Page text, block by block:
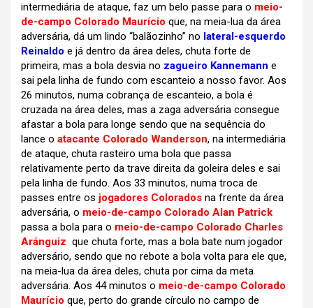
intermediária de ataque, faz um belo passe para o meio-
de-campo Colorado Maurício que, na meia-lua da área
adversária, dá um lindo “balãozinho” no lateral-esquerdo
Reinaldo e já dentro da área deles, chuta forte de
primeira, mas a bola desvia no zagueiro Kannemann e
sai pela linha de fundo com escanteio a nosso favor. Aos
26 minutos, numa cobrança de escanteio, a bola é
cruzada na área deles, mas a zaga adversária consegue
afastar a bola para longe sendo que na sequência do
lance o atacante Colorado Wanderson, na intermediária
de ataque, chuta rasteiro uma bola que passa
relativamente perto da trave direita da goleira deles e sai
pela linha de fundo. Aos 33 minutos, numa troca de
passes entre os jogadores Colorados na frente da área
adversária, o meio-de-campo Colorado Alan Patrick
passa a bola para o meio-de-campo Colorado Charles
Aránguiz que chuta forte, mas a bola bate num jogador
adversário, sendo que no rebote a bola volta para ele que,
na meia-lua da área deles, chuta por cima da meta
adversária. Aos 44 minutos o meio-de-campo Colorado
Maurício que, perto do grande círculo no campo de